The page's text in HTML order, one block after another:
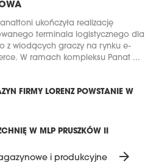
ukończyła realizację
terminala logistycznego dla
z wiodących graczy na rynku e-
W ramach kompleksu Panat ...
FIRMY LORENZ POWSTANIE W
W MLP PRUSZKÓW II
i produkcyjne arrow_forward